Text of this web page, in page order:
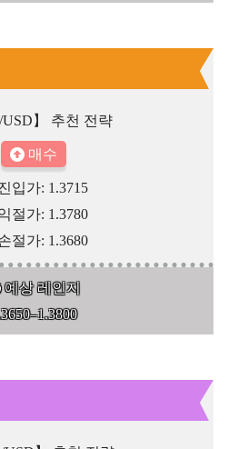
USD】 추천 전략
매수
입가: 1.3715
절가: 1.3780
절가: 1.3680
예상 레인지